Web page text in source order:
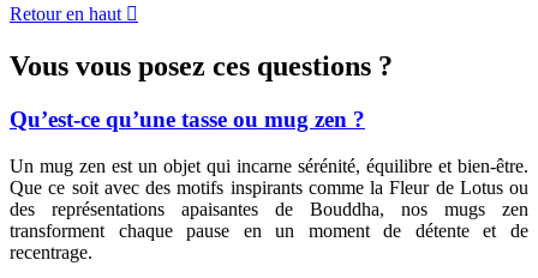
Retour en haut 
Vous vous posez ces questions ?
Qu’est-ce qu’une tasse ou mug zen ?
Un mug zen est un objet qui incarne sérénité, équilibre et bien-être.
Que ce soit avec des motifs inspirants comme la Fleur de Lotus ou
des représentations apaisantes de Bouddha, nos mugs zen
transforment chaque pause en un moment de détente et de
recentrage.